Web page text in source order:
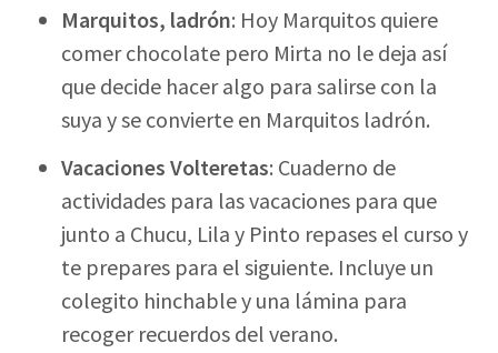
Marquitos, ladrón: Hoy Marquitos quiere
comer chocolate pero Mirta no le deja así
que decide hacer algo para salirse con la
suya y se convierte en Marquitos ladrón.
Vacaciones Volteretas: Cuaderno de
actividades para las vacaciones para que
junto a Chucu, Lila y Pinto repases el curso y
te prepares para el siguiente. Incluye un
colegito hinchable y una lámina para
recoger recuerdos del verano.